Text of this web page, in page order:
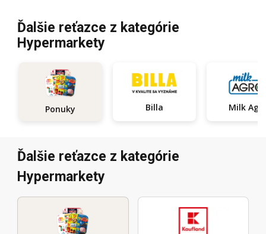
Ďalšie reťazce z kategórie
Hypermarkety
Ponuky Billa Milk
Ďalšie reťazce z kategórie
Hypermarkety